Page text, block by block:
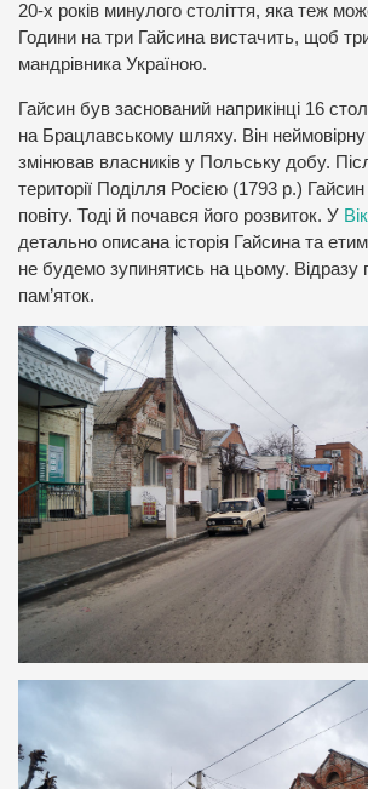
20-х років минулого століття, яка теж
Години на три Гайсина вистачить, щоб
мандрівника Україною.
Гайсин був заснований наприкінці 16
на Брацлавському шляху. Він неймовірну
змінював власників у Польську добу.
території Поділля Росією (1793 р.)
повіту. Тоді й почався його розвиток. У
детально описана історія Гайсина та
не будемо зупинятись на цьому. Відразу
пам’яток.